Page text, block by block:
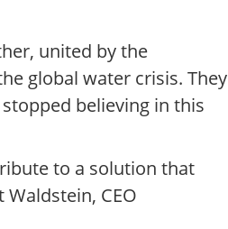
united by the
global water crisis. They
believing in this
to a solution that
CEO